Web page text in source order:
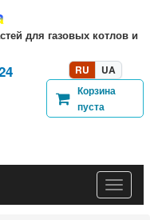
для газовых котлов и
RU
UA
Корзина
пуста